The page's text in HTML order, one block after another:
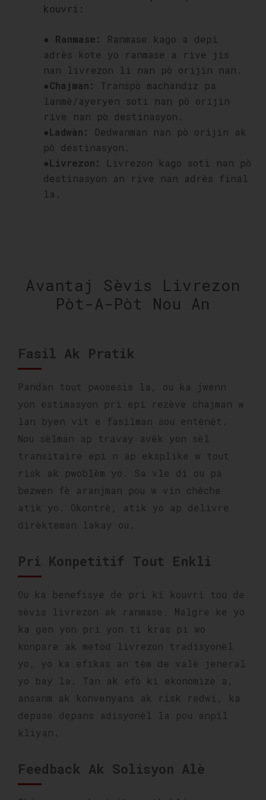
kouvri:
● Ranmase:
Ranmase kago a depi
adrès kote yo ranmase a rive jis
nan livrezon li nan pò orijin nan.
●Chajman:
Transpò machandiz pa
lanmè/ayeryen soti nan pò orijin
rive nan pò destinasyon.
●Ladwàn:
Dedwanman nan pò orijin ak
pò destinasyon.
●Livrezon: Livrezon kago soti nan pò
destinasyon an rive nan adrès final
la.
Avantaj Sèvis Livrezon
Pòt-A-Pòt Nou An
Fasil Ak Pratik
Pandan tout pwosesis la, ou ka jwenn
yon estimasyon pri epi rezève chajman w
lan byen vit e fasilman sou entènèt.
Nou sèlman ap travay avèk yon sèl
transitaire epi n ap eksplike w tout
risk ak pwoblèm yo. Sa vle di ou pa
bezwen fè aranjman pou w vin chèche
atik yo. Okontrè, atik yo ap delivre
dirèkteman lakay ou.
Pri Konpetitif Tout Enkli
Ou ka benefisye de pri ki kouvri tou de
sèvis livrezon ak ranmase. Malgre ke yo
ka gen yon pri yon ti kras pi wo
konpare ak metòd livrezon tradisyonèl
yo, yo ka efikas an tèm de valè jeneral
yo bay la. Tan ak efò ki ekonomize a,
ansanm ak konvenyans ak risk redwi, ka
depase depans adisyonèl la pou anpil
kliyan.
Feedback Ak Solisyon Alè